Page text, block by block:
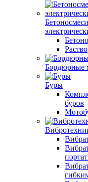
Бордюрные
Буры
буров